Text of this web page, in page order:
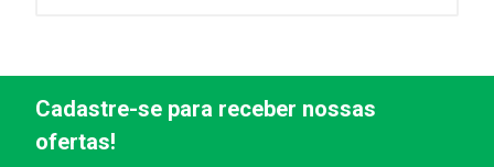
Cadastre-se para receber nossas
ofertas!